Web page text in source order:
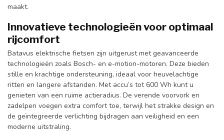
maakt.
Innovatieve technologieën voor optimaal
rijcomfort
Batavus elektrische fietsen zijn uitgerust met geavanceerde
technologieën zoals Bosch- en e-motion-motoren. Deze bieden
stille en krachtige ondersteuning, ideaal voor heuvelachtige
ritten en langere afstanden. Met accu’s tot 600 Wh kunt u
genieten van een ruime actieradius. De verende voorvork en
zadelpen voegen extra comfort toe, terwijl het strakke design en
de geïntegreerde verlichting bijdragen aan veiligheid en een
moderne uitstraling.